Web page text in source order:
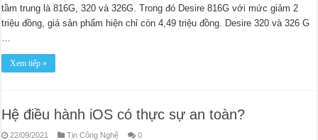
tầm trung là 816G, 320 và 326G. Trong đó Desire 816G với mức giảm 2
triệu đồng, giá sản phẩm hiện chỉ còn 4,49 triệu đồng. Desire 320 và 326 G
…
Xem tiếp »
Hệ điều hành iOS có thực sự an toàn?
22/09/2021 Tin Công Nghệ 0